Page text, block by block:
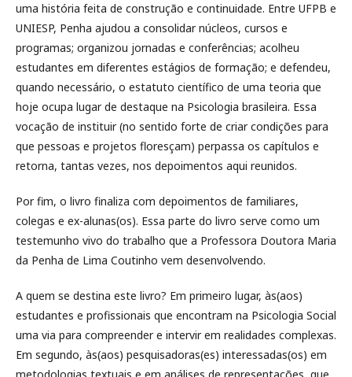
uma história feita de construção e continuidade. Entre UFPB e
UNIESP, Penha ajudou a consolidar núcleos, cursos e
programas; organizou jornadas e conferências; acolheu
estudantes em diferentes estágios de formação; e defendeu,
quando necessário, o estatuto científico de uma teoria que
hoje ocupa lugar de destaque na Psicologia brasileira. Essa
vocação de instituir (no sentido forte de criar condições para
que pessoas e projetos floresçam) perpassa os capítulos e
retorna, tantas vezes, nos depoimentos aqui reunidos.
Por fim, o livro finaliza com depoimentos de familiares,
colegas e ex-alunas(os). Essa parte do livro serve como um
testemunho vivo do trabalho que a Professora Doutora Maria
da Penha de Lima Coutinho vem desenvolvendo.
A quem se destina este livro? Em primeiro lugar, às(aos)
estudantes e profissionais que encontram na Psicologia Social
uma via para compreender e intervir em realidades complexas.
Em segundo, às(aos) pesquisadoras(es) interessadas(os) em